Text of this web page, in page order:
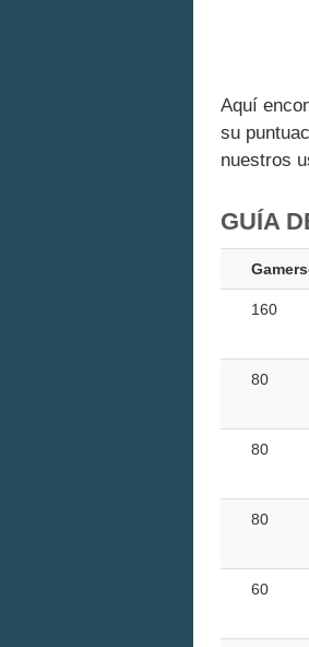
Aquí
su
nuestros
GUÍA
160
80
80
80
60